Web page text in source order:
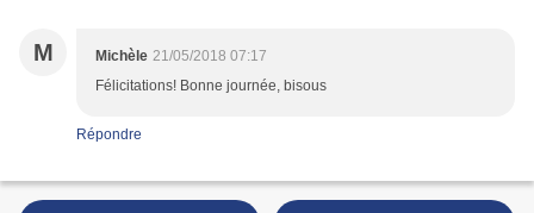
M Michèle 21/05/2018 07:17
Félicitations! Bonne journée, bisous
Répondre